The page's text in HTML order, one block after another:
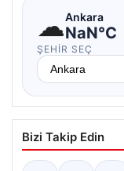
☁Ankara
NaN°C
ŞEHIR SEÇ
Bizi Takip Edin